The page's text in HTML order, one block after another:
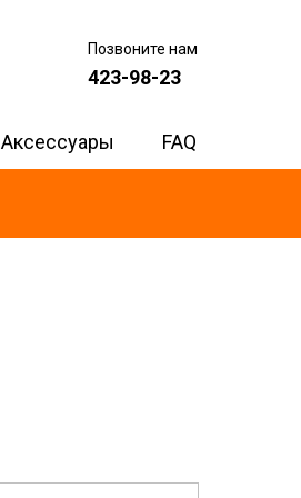
423-98-23
Позвоните нам
FAQ
Аксессуары